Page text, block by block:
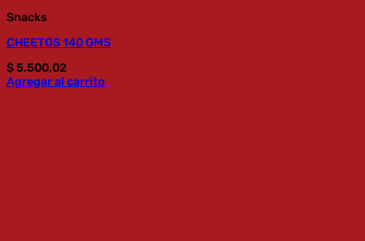
Snacks
CHEETOS 140 GMS
$5.500,02
Agregar al carrito